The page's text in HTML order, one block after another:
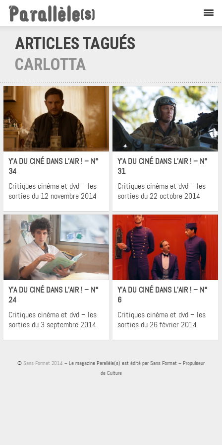
ARTICLES TAGUÉS
CARLOTTA
Cinéma
Y’A DU CINÉ DANS L’AIR ! – N°
34
Critiques cinéma et dvd – les
sorties du 12 novembre 2014
Cinéma
Y’A DU CINÉ DANS L’AIR ! – N°
31
Critiques cinéma et dvd – les
sorties du 22 octobre 2014
Cinéma
Y’A DU CINÉ DANS L’AIR ! – N°
24
Critiques cinéma et dvd – les
sorties du 3 septembre 2014
Cinéma
Y’A DU CINÉ DANS L’AIR ! – N°
6
Critiques cinéma et dvd – les
sorties du 26 février 2014
© Sans Format 2014 – Le magazine Parallèle(s) est édité par Sans Format – Propulseur
de Culture